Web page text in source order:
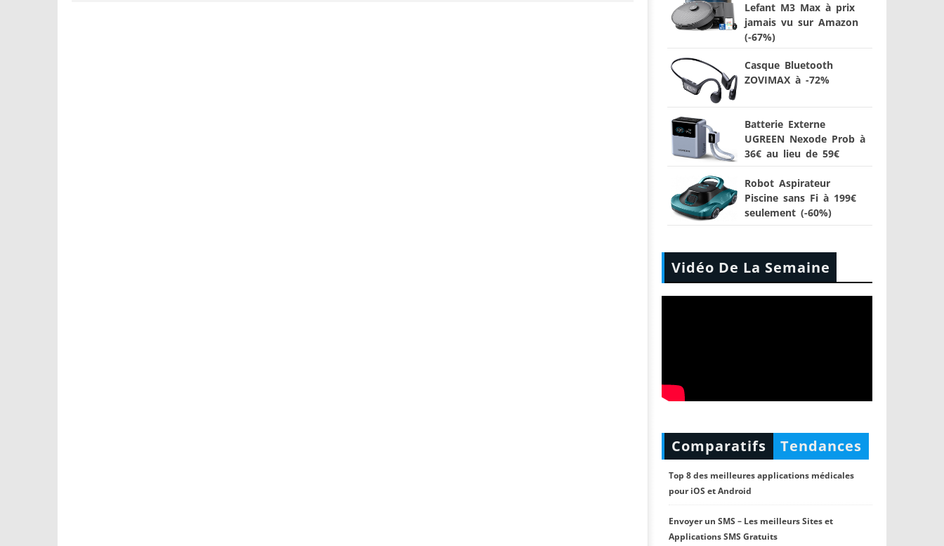
Lefant M3 Max à prix
jamais vu sur Amazon
(-67%)
Casque Bluetooth
ZOVIMAX à -72%
Batterie Externe
UGREEN Nexode Prob à
36€ au lieu de 59€
Robot Aspirateur
Piscine sans Fi à 199€
seulement (-60%)
Vidéo De La Semaine
Comparatifs Tendances
Top 8 des meilleures applications médicales
pour iOS et Android
Envoyer un SMS – Les meilleurs Sites et
Applications SMS Gratuits